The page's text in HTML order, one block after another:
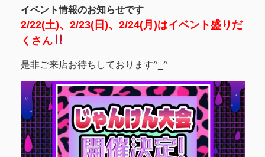
イベント情報のお知らせです
2/22(土)、2/23(日)、2/24(月)はイベント盛りだ
くさん
是非ご来店お待ちしております^_^